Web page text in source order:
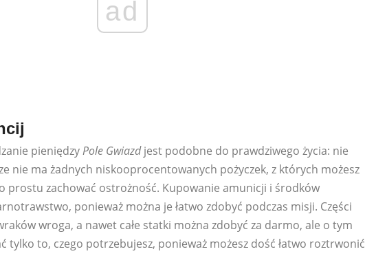
ad
pieniędzyPole Gwiazdjest podobne do prawdziwego życia: nie
nie ma żadnych niskooprocentowanych pożyczek, z których możesz
prostu zachować ostrożność. Kupowanie amunicji i środków
ponieważ można je łatwo zdobyć podczas misji. Części
wroga, a nawet całe statki można zdobyć za darmo, ale o tym
tylko to, czego potrzebujesz, ponieważ możesz dość łatwo roztrwonić